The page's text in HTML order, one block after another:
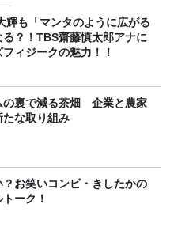
輝も「マンタのように広がる
る？！TBS齋藤慎太郎アナに
ィジークの魅力！！
の裏で減る茶畑 企業と農家
たな取り組み
？お笑いコンビ・きしたかの
ーク！